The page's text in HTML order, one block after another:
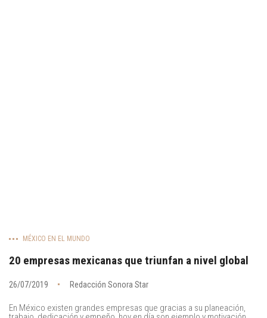
MÉXICO EN EL MUNDO
20 empresas mexicanas que triunfan a nivel global
26/07/2019 Redacción Sonora Star
En México existen grandes empresas que gracias a su planeación,